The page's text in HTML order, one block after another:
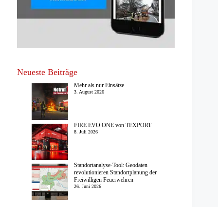
Neueste Beiträge
Mehr als nur Einsätze
3. August 2026
FIRE EVO ONE von TEXPORT
8. Juli 2026
Standortanalyse-Tool: Geodaten
revolutionieren Standortplanung der
Freiwilligen Feuerwehren
26. Juni 2026